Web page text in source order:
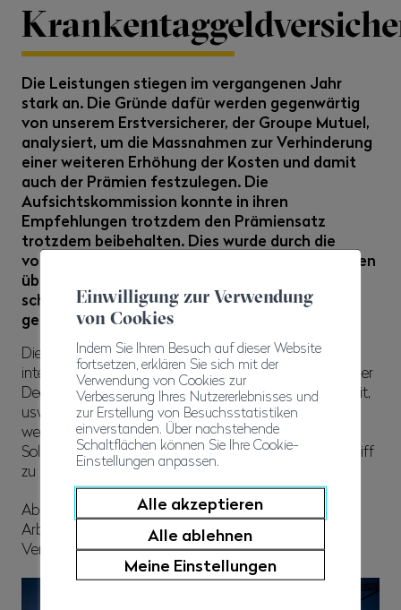
Die Leistungen stiegen im vergangenen Jahr
stark an. Die Gründe dafür werden gegenwärtig
von unserem Erstversicherer, der Groupe Mutuel,
analysiert, um die Massnahmen zur Verhinderung
einer weiteren Erhöhung der Kosten und damit
auch der Prämien festzulegen. Die
Aufsichtskommission konnte in ihren
Empfehlungen trotzdem den Prämiensatz
trotzdem beibehalten. Dies wurde durch die
vorgezogene Nutzung von künftigen Ergebnissen
über die gesamte Vertragsdauer und, im
schlimmsten Fall, durch den Einbezug des nur
geringfügig genutzten Hilfsfonds ermöglicht.
Die Schweizer Sozialpartner sind an unserem Vertrag
interessiert. Er ist nämlich in gewissen Bereichen wie der
Deckung für die Winterarbeitslosigkeit, der Freizügigkeit,
usw. innovativ. Es muss wieder einmal daran erinnert
werden, dass eine grosse Basis und eine gelebte
Solidarität ermöglichen, die Krankheitsfolgen in den Griff
zu bekommen.
Abschliessend ist es ein gutes Produkt für die
Arbeitnehmenden, die Unternehmen und unseren
Verband.
Einwilligung zur Verwendung
von Cookies
Indem Sie Ihren Besuch auf dieser Website
fortsetzen, erklären Sie sich mit der
Verwendung von Cookies zur
Verbesserung Ihres Nutzererlebnisses und
zur Erstellung von Besuchsstatistiken
einverstanden. Über nachstehende
Schaltflächen können Sie Ihre Cookie-
Einstellungen anpassen.
Alle akzeptieren
Alle ablehnen
Meine Einstellungen